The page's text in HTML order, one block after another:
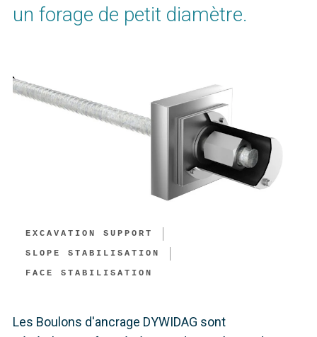
un forage de petit diamètre.
EXCAVATION SUPPORT​
SLOPE STABILISATION
FACE STABILISATION​
Les Boulons d'ancrage DYWIDAG sont